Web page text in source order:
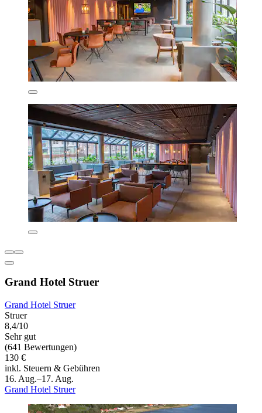
Grand Hotel Struer
Grand Hotel Struer
Struer
8,4/10
Sehr gut
(641 Bewertungen)
130 €
inkl. Steuern & Gebühren
16. Aug.–17. Aug.
Grand Hotel Struer